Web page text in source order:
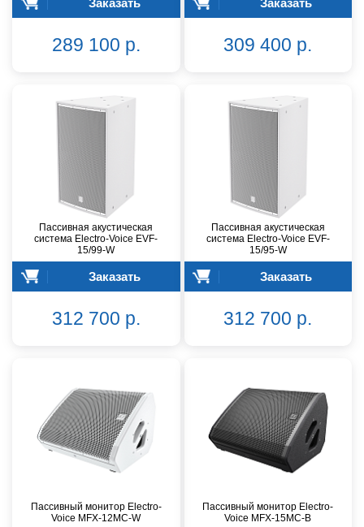
289 100 р. 309 400 р.
Пассивная акустическая
система Electro-Voice EVF-
15/99-W
Заказать
312 700 р.
Пассивная акустическая
система Electro-Voice EVF-
15/95-W
Заказать
312 700 р.
Пассивный монитор Electro-
Voice MFX-12MC-W
Пассивный монитор Electro-
Voice MFX-15MC-B